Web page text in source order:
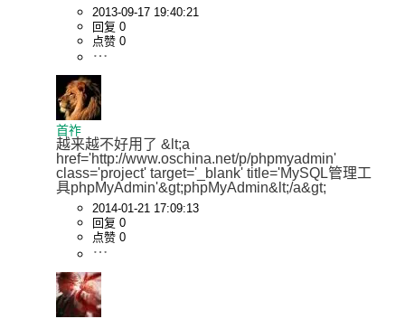
2013-09-17 19:40:21
回复 0
点赞 0
首祚
越来越不好用了 &lt;a
href='http://www.oschina.net/p/phpmyadmin'
class='project' target='_blank' title='MySQL管理工
具phpMyAdmin'&gt;phpMyAdmin&lt;/a&gt;
2014-01-21 17:09:13
回复 0
点赞 0